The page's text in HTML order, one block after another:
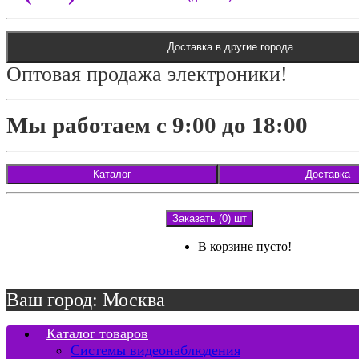
Доставка в другие города
Оптовая продажа электроники!
Мы работаем с 9:00 до 18:00
Каталог Доставка
Заказать (0) шт
В корзине пусто!
Ваш город: Москва
Каталог товаров
Системы видеонаблюдения